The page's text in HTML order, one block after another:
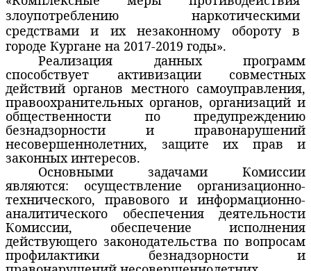
злоупотреблению наркотическими
средствами и их незаконному обороту в
городе Кургане на 2017-2019 годы».
Реализация данных программ
способствует активизации совместных
действий органов местного самоуправления,
правоохранительных органов, организаций и
общественности по предупреждению
безнадзорности и правонарушений
несовершеннолетних, защите их прав и
законных интересов.
Основными задачами Комиссии
являются: осуществление организационно-
технического, правового и информационно-
аналитического обеспечения деятельности
Комиссии, обеспечение исполнения
действующего законодательства по вопросам
профилактики безнадзорности и